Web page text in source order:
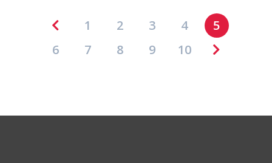
1 2 3 4
5
6
7 8 9 10